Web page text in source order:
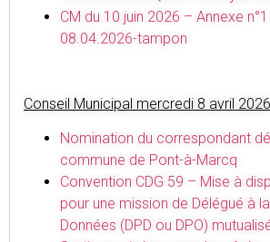
CM du 10 juin 2026 – Annexe
08.04.2026-tampon
Conseil Municipal mercredi 8 avril 2026
Nomination du correspondant
commune de Pont-à-Marcq
Convention CDG 59 – Mise à
pour une mission de Délégué à
Données (DPD ou DPO)